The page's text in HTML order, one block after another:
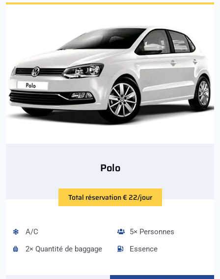
Polo
Total réservation € 22/jour
A/C
2× Quantité de baggage
5× Personnes
Essence